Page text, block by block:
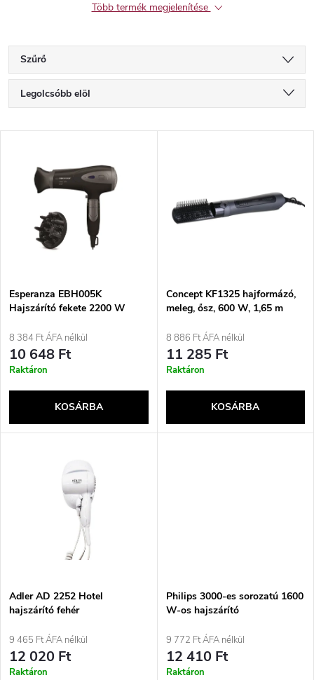
Több termék megjelenítése
Szűrő
T
e
e
k
r
n
é
s
e
Legolcsóbb elöl
ABC szerint
é
k
e
k
l
j
a
Esperanza EBH005K
Hajszárító fekete 2200 W
8 384 Ft ÁFA nélkül
10 648 Ft
Raktáron
KOSÁRBA
Concept KF1325 hajformázó,
meleg, ősz, 600 W, 1,65 m
8 886 Ft ÁFA nélkül
11 285 Ft
Raktáron
KOSÁRBA
Adler AD 2252 Hotel
hajszárító fehér
9 465 Ft ÁFA nélkül
12 020 Ft
Raktáron
Philips 3000-es sorozatú 1600
W-os hajszárító
9 772 Ft ÁFA nélkül
12 410 Ft
Raktáron